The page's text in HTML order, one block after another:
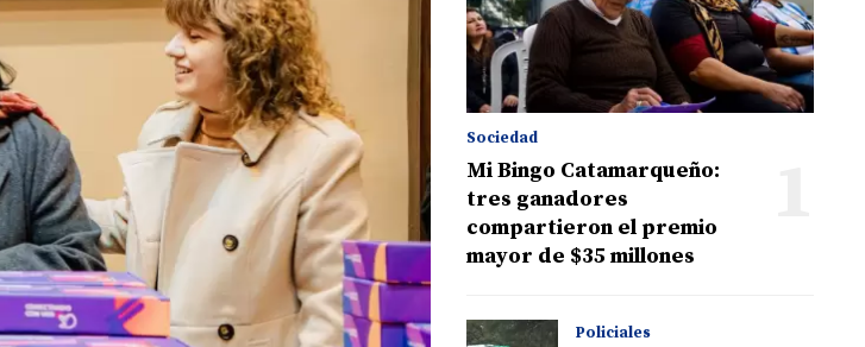
Sociedad
Mi Bingo Catamarqueño:
tres ganadores
compartieron el premio
mayor de $35 millones
Policiales